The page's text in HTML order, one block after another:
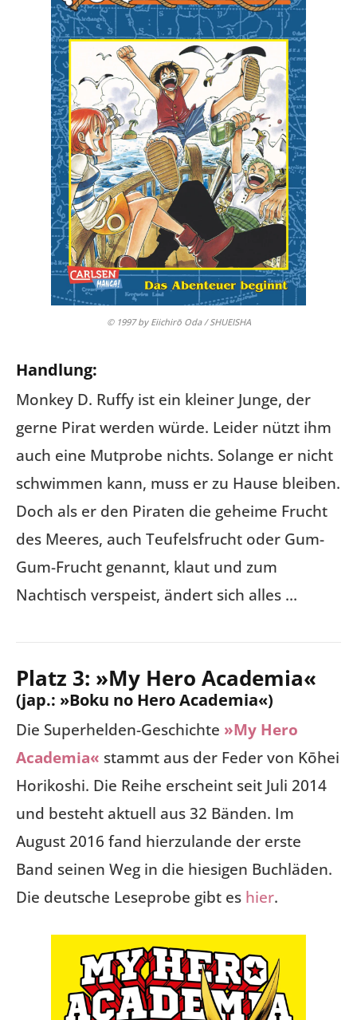
© 1997 by Eiichirō Oda / SHUEISHA
Handlung:
Monkey D. Ruffy ist ein kleiner Junge, der
gerne Pirat werden würde. Leider nützt ihm
auch eine Mutprobe nichts. Solange er nicht
schwimmen kann, muss er zu Hause bleiben.
Doch als er den Piraten die geheime Frucht
des Meeres, auch Teufelsfrucht oder Gum-
Gum-Frucht genannt, klaut und zum
Nachtisch verspeist, ändert sich alles …
Platz 3: »My Hero Academia«
(jap.: »Boku no Hero Academia«)
Die Superhelden-Geschichte »My Hero
Academia« stammt aus der Feder von Kōhei
Horikoshi. Die Reihe erscheint seit Juli 2014
und besteht aktuell aus 32 Bänden. Im
August 2016 fand hierzulande der erste
Band seinen Weg in die hiesigen Buchläden.
Die deutsche Leseprobe gibt es hier.